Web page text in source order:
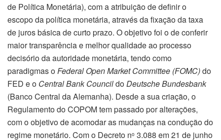
de Política Monetária), com a atribuição de definir o
escopo da política monetária, através da fixação da taxa
de juros básica de curto prazo. O objetivo foi o de conferir
maior transparência e melhor qualidade ao processo
decisório da autoridade monetária, tendo como
paradigmas o Federal Open Market Committee (FOMC)do
FED e o Central Bank Councildo Deutsche Bundesbank
(Banco Central da Alemanha). Desde a sua criação, o
Regulamento do COPOM tem passado por alterações,
com o objetivo de acomodar as mudanças na condução do
regime monetário. Com o Decreto no 3.088 em 21 de junho